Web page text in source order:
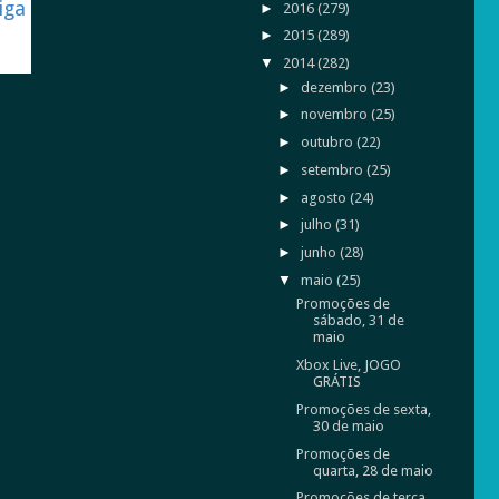
► 2016(279)
► 2015(289)
▼ 2014(282)
► dezembro (23)
► novembro (25)
► outubro (22)
► setembro (25)
► agosto (24)
► julho (31)
► junho (28)
▼ maio (25)
Promoções de
sábado, 31 de
maio
Xbox Live, JOGO
GRÁTIS
Promoções de sexta,
30 de maio
Promoções de
quarta, 28 de maio